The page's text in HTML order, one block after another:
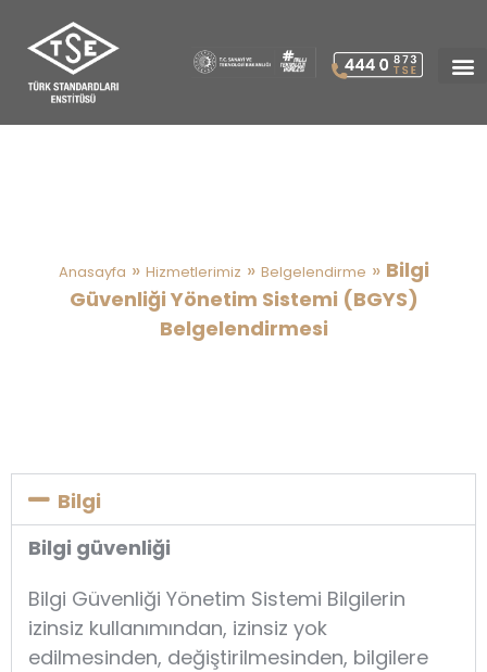
Anasayfa » Hizmetlerimiz » Belgelendirme » Bilgi
Güvenliği Yönetim Sistemi (BGYS)
Belgelendirmesi
Bilgi
Bilgi güvenliği
Bilgi Güvenliği Yönetim Sistemi Bilgilerin
izinsiz kullanımından, izinsiz yok
edilmesinden, değiştirilmesinden, bilgilere